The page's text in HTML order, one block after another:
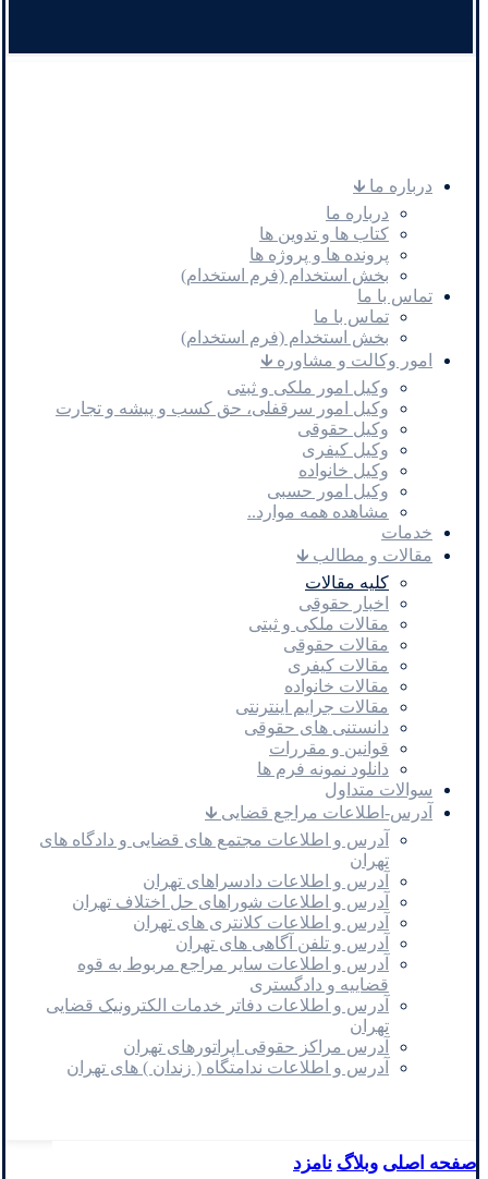
درباره ما 🡳
درباره ما
کتاب ها و تدوین ها
پرونده ها و پروژه ها
بخش استخدام (فرم استخدام)
تماس با ما
تماس با ما
بخش استخدام (فرم استخدام)
امور وکالت و مشاوره 🡳
وکیل امور ملکی و ثبتی
وکیل امور سرقفلی، حق کسب و پیشه و تجارت
وکیل حقوقی
وکیل کیفری
وکیل خانواده
وکیل امور حسبی
مشاهده همه موارد..
خدمات
مقالات و مطالب 🡳
کلیه مقالات
اخبار حقوقی
مقالات ملکی و ثبتی
مقالات حقوقی
مقالات کیفری
مقالات خانواده
مقالات جرایم اینترنتی
دانستنی های حقوقی
قوانین و مقررات
دانلود نمونه فرم ها
سوالات متداول
آدرس-اطلاعات مراجع قضایی 🡳
آدرس و اطلاعات مجتمع های قضایی و دادگاه های
تهران
آدرس و اطلاعات دادسراهای تهران
آدرس و اطلاعات شوراهای حل اختلاف تهران
آدرس و اطلاعات کلانتری های تهران
آدرس و تلفن آگاهی های تهران
آدرس و اطلاعات سایر مراجع مربوط به قوه
قضاییه و دادگستری
آدرس و اطلاعات دفاتر خدمات الکترونیک قضایی
تهران
آدرس مراکز حقوقی اپراتورهای تهران
آدرس و اطلاعات ندامتگاه ( زندان ) های تهران
صفحه اصلی وبلاگ نامزد